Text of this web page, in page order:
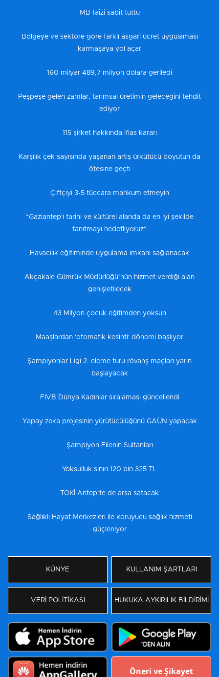
MB faizi sabit tuttu
Bölgeye ve sektöre göre farklı asgari ücret uygulaması
karmaşaya yol açar
160 milyar 489,7 milyon dolara geriledi
Peşpeşe gelen zamlar, tarımsal üretimin geleceğini tehdit
ediyor
115 şirket hakkında iflas kararı
Karşılık çek sayısında yaşanan artış ürkütücü boyutun da
ötesine geçti
Çiftçiyi 3-5 tüccara mahkum etmeyin
“Gaziantep'i tarihi ve kültürel alanda da en iyi şekilde
tanıtmayı hedefliyoruz"
Havacılık eğitiminde uygulama imkanı sağlanacak
Akçakale Gümrük Müdürlüğü’nün hizmet verdiği alan
genişletilecek
43 Milyon çocuk eğitimden yoksun
Maaşlardan 'otomatik kesinti' dönemi başlıyor
Şampiyonlar Ligi 2. eleme turu rövanş maçları yarın
başlayacak
FIVB Dünya Kadınlar sıralaması güncellendi
Yapay zeka projesinin yürütücülüğünü GAÜN yapacak
Şampiyon Filenin Sultanları
Yoksulluk sınırı 120 bin 325 TL
TOKİ Antep’te de arsa satacak
Sağlıklı Hayat Merkezleri ile koruyucu sağlık hizmeti
güçleniyor
KÜNYE KULLANIM ŞARTLARI
VERİ POLİTİKASI HUKUKA AYKIRILIK BİLDİRİMİ
Öneri ve Şikayet